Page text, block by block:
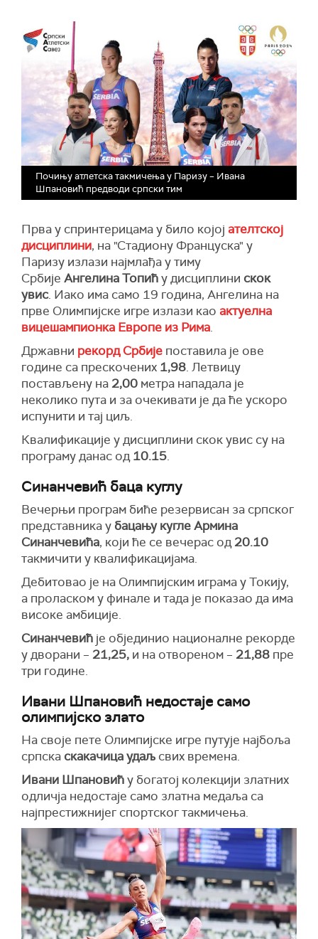
Почињу атлетска такмичења у Паризу – Ивана
Шпановић предводи српски тим
Прва у спринтерицама у било којој ателтској
дисциплини, на "Стадиону Француска" у
Паризу излази најмлађа у тиму
Србије Ангелина Топићу дисциплини скок
увис. Иако има само 19 година, Ангелина на
прве Олимпијске игре излази као актуелна
вицешампионка Европе из Рима.
Државни рекорд Србије поставила је ове
године са прескочених 1,98. Летвицу
постављену на 2,00 метра нападала је
неколико пута и за очекивати је да ће ускоро
испунити и тај циљ.
Квалификације у дисциплини скок увис су на
програму данас од10.15.
Синанчевић баца куглу
Вечерњи програм биће резервисан за српског
представника у бацању куглеАрмина
Синанчевића, који ће се вечерас од20.10
такмичити у квалификацијама.
Дебитовао је на Олимпијским играма у Токију,
а проласком у финале и тада је показао да има
високе амбиције.
Синанчевић је објединио националне рекорде
у дворани – 21,25, и на отвореном – 21,88 пре
три године.
Ивани Шпановић недостаје само
олимпијско злато
На своје пете Олимпијске игре путује најбоља
српска скакачица удаљ свих времена.
Ивани Шпановићу богатој колекцији златних
одличја недостаје само златна медаља са
најпрестижнијег спортског такмичења.